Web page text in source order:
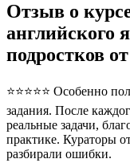
Отзыв о
английского
подростков
⭐⭐⭐⭐⭐ Особенно
задания. После
реальные задачи,
практике. Кураторы
разбирали ошибки.